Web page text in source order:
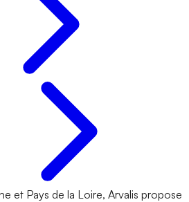
et Pays de la Loire, Arvalis propose